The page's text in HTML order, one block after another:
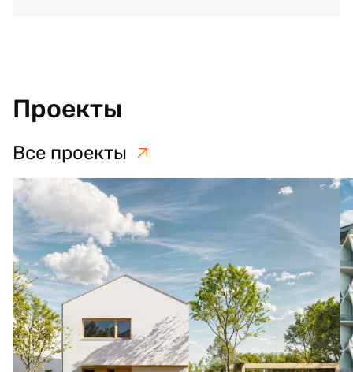
Проекты
Все проекты